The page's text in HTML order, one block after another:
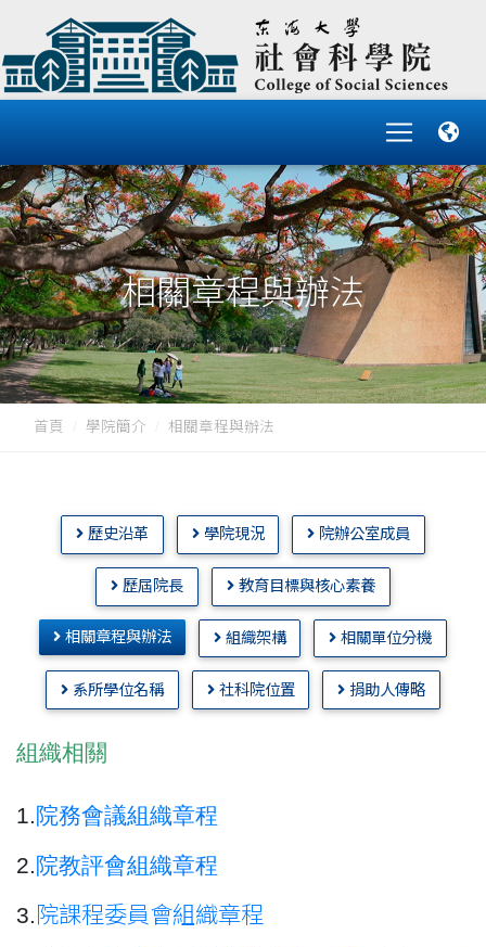
相關章程與辦法
首頁 學院簡介 相關章程與辦法
歷史沿革 學院現況 院辦公室成員
歷屆院長 教育目標與核心素養
相關章程與辦法 組織架構 相關單位分機
系所學位名稱 社科院位置 捐助人傳略
組織相關
1.院務會議組織章程
2.院教評會組織章程
3. 院課程委員會組織章程